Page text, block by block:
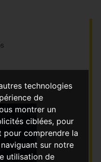
technologies
de
montrer un
ciblées, pour
comprendre la
sur notre
utilisation de